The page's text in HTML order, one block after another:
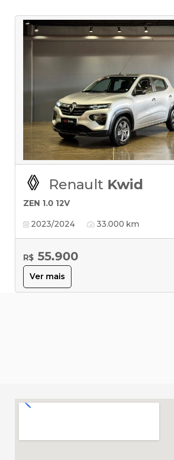
Renault Kwid
ZEN 1.0 12V
2023/2024 33.000 km
R$ 55.900
Ver mais